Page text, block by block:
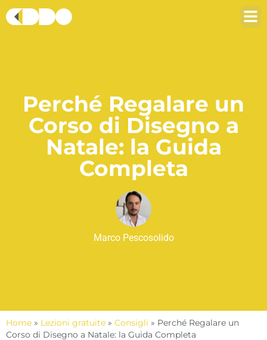
Perché Regalare un
Corso di Disegno a
Natale: la Guida
Completa
Marco Pescosolido
Home » Lezioni gratuite » Consigli » Perché Regalare un
Corso di Disegno a Natale: la Guida Completa